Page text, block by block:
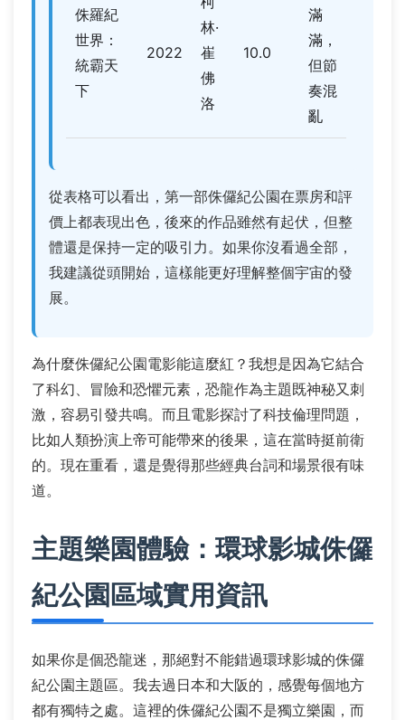
侏羅紀
世界：
統霸天
下
2022
林·
崔
佛
洛
10.0
滿
滿，
但節
奏混
亂
從表格可以看出，第一部侏儸紀公園在票房和評
價上都表現出色，後來的作品雖然有起伏，但整
體還是保持一定的吸引力。如果你沒看過全部，
我建議從頭開始，這樣能更好理解整個宇宙的發
展。
為什麼侏儸紀公園電影能這麼紅？我想是因為它結合
了科幻、冒險和恐懼元素，恐龍作為主題既神秘又刺
激，容易引發共鳴。而且電影探討了科技倫理問題，
比如人類扮演上帝可能帶來的後果，這在當時挺前衛
的。現在重看，還是覺得那些經典台詞和場景很有味
道。
主題樂園體驗：環球影城侏儸
紀公園區域實用資訊
如果你是個恐龍迷，那絕對不能錯過環球影城的侏儸
紀公園主題區。我去過日本和大阪的，感覺每個地方
都有獨特之處。這裡的侏儸紀公園不是獨立樂園，而